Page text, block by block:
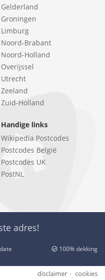
Gelderland
Groningen
Limburg
Noord-Brabant
Noord-Holland
Overijssel
Utrecht
Zeeland
Zuid-Holland
Handige links
Wikipedia Postcodes
Postcodes België
Postcodes UK
PostNL
adres!
100% dekking
disclaimer cookies